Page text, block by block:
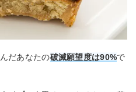
だあなたの破滅願望度は90%で